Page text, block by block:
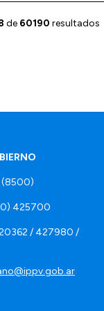
de 60190 resultados
(8500)
425700
/ 427980 /